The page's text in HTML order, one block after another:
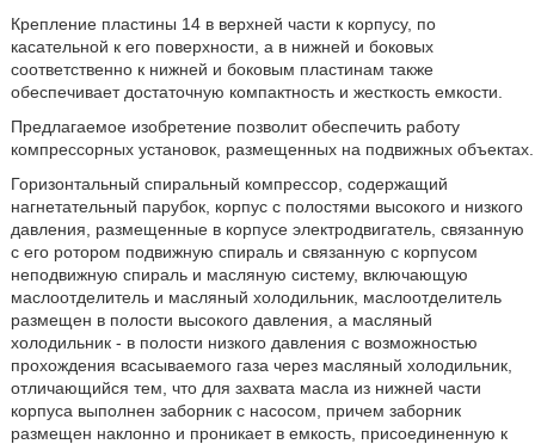
Крепление пластины 14 в верхней части к корпусу, по
касательной к его поверхности, а в нижней и боковых
соответственно к нижней и боковым пластинам также
обеспечивает достаточную компактность и жесткость емкости.
Предлагаемое изобретение позволит обеспечить работу
компрессорных установок, размещенных на подвижных объектах.
Горизонтальный спиральный компрессор, содержащий
нагнетательный парубок, корпус с полостями высокого и низкого
давления, размещенные в корпусе электродвигатель, связанную
с его ротором подвижную спираль и связанную с корпусом
неподвижную спираль и масляную систему, включающую
маслоотделитель и масляный холодильник, маслоотделитель
размещен в полости высокого давления, а масляный
холодильник - в полости низкого давления с возможностью
прохождения всасываемого газа через масляный холодильник,
отличающийся тем, что для захвата масла из нижней части
корпуса выполнен заборник с насосом, причем заборник
размещен наклонно и проникает в емкость, присоединенную к